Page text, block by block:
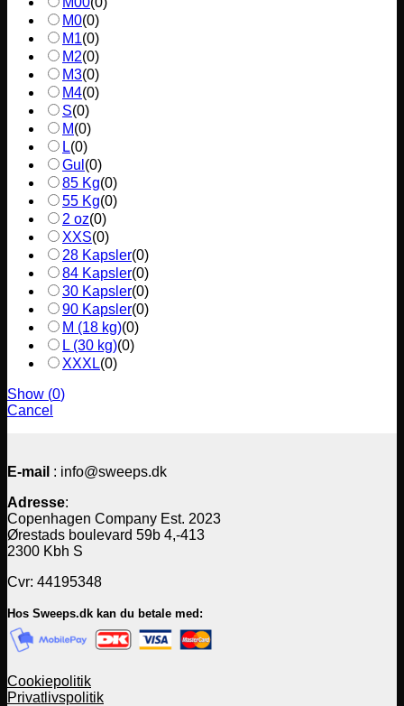
M0(0)
M1(0)
M2(0)
M3(0)
M4(0)
S(0)
M(0)
L(0)
Gul (0)
85 Kg(0)
55 Kg(0)
2 oz(0)
XXS(0)
28 Kapsler(0)
84 Kapsler(0)
30 Kapsler(0)
90 Kapsler(0)
M (18 kg)(0)
L (30 kg)(0)
XXXL(0)
Show (0)
Cancel
E-mail : info@sweeps.dk
Adresse:
Copenhagen Company Est. 2023
Ørestads boulevard 59b 4,-413
2300 Kbh S
Cvr: 44195348
Hos Sweeps.dk kan du betale med:
Cookiepolitik
Privatlivspolitik